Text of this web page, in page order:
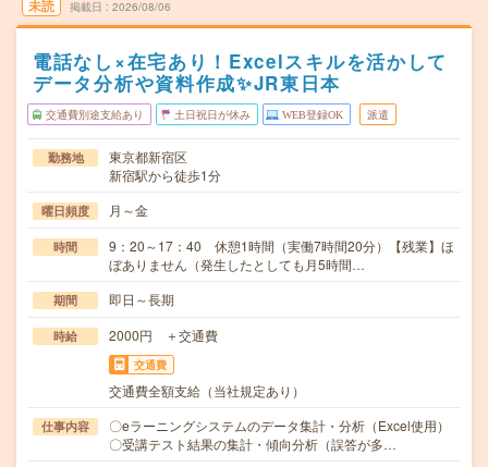
未読 掲載日 2026/08/06
電話なし×在宅あり！Excelスキルを活かして
データ分析や資料作成✨JR東日本
交通費別途支給あり 土日祝日が休み WEB登録OK 派遣
勤務地
東京都新宿区
新宿駅から徒歩1分
曜日頻度 月～金
時間
9：20～17：40 休憩1時間（実働7時間20分）【残業】ほ
ぼありません（発生したとしても月5時間…
期間 即日～長期
時給 2000円 ＋交通費
交通費
交通費全額支給（当社規定あり）
仕事内容
〇eラーニングシステムのデータ集計・分析（Excel使用）
〇受講テスト結果の集計・傾向分析（誤答が多…